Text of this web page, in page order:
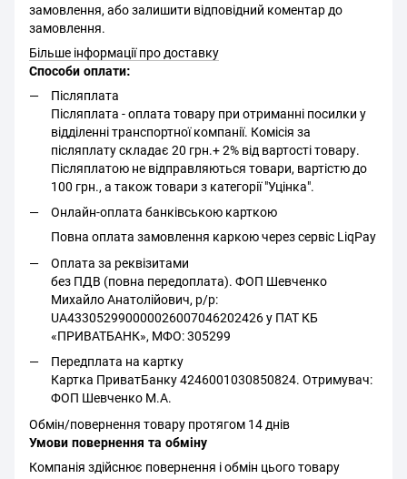
замовлення, або залишити відповідний коментар до
замовлення.
Більше інформації про доставку
Способи оплати:
Післяплата
Післяплата - оплата товару при отриманні посилки у
відділенні транспортної компанії. Комісія за
післяплату складає 20 грн.+ 2% від вартості товару.
Післяплатою не відправляються товари, вартістю до
100 грн., а також товари з категорії "Уцінка".
Онлайн-оплата банківською карткою
Повна оплата замовлення каркою через сервіс LiqPay
Оплата за реквізитами
без ПДВ (повна передоплата). ФОП Шевченко
Михайло Анатолійович, р/р:
UA433052990000026007046202426 у ПАТ КБ
«ПРИВАТБАНК», МФО: 305299
Передплата на картку
Картка ПриватБанку 4246001030850824. Отримувач:
ФОП Шевченко М.А.
Обмін/повернення товару протягом 14 днів
Умови повернення та обміну
Компанія здійснює повернення і обмін цього товару